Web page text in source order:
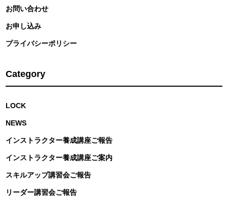
お問い合わせ
お申し込み
プライバシーポリシー
Category
LOCK
NEWS
インストラクター養成講座ご報告
インストラクター養成講座ご案内
スキルアップ講習会ご報告
リーダー講習会ご報告